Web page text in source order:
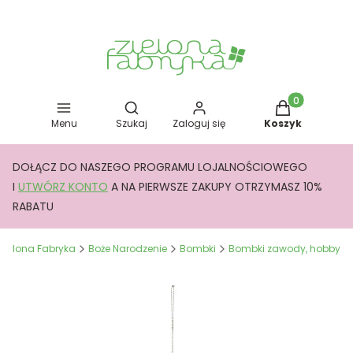
Menu
Otwórz wyszukiwarkę
Szukaj Zaloguj się
Produkty w
Koszyk
DOŁĄCZ DO NASZEGO PROGRAMU LOJALNOŚCIOWEGO
I UTWÓRZ KONTO A NA PIERWSZE ZAKUPY OTRZYMASZ 10%
RABATU
Zielona Fabryka Boże Narodzenie Bombki Bombki zawody, hobby